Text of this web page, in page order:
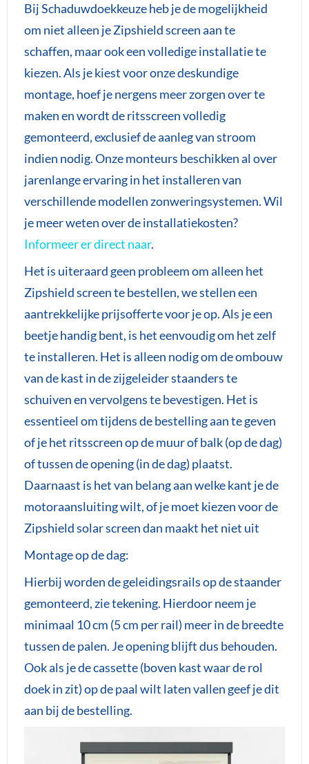
Bij Schaduwdoekkeuze heb je de mogelijkheid
om niet alleen je Zipshield screen aan te
schaffen, maar ook een volledige installatie te
kiezen. Als je kiest voor onze deskundige
montage, hoef je nergens meer zorgen over te
maken en wordt de ritsscreen volledig
gemonteerd, exclusief de aanleg van stroom
indien nodig. Onze monteurs beschikken al over
jarenlange ervaring in het installeren van
verschillende modellen zonweringsystemen. Wil
je meer weten over de installatiekosten?
Informeer er direct naar.
Het is uiteraard geen probleem om alleen het
Zipshield screen te bestellen, we stellen een
aantrekkelijke prijsofferte voor je op. Als je een
beetje handig bent, is het eenvoudig om het zelf
te installeren. Het is alleen nodig om de ombouw
van de kast in de zijgeleider staanders te
schuiven en vervolgens te bevestigen. Het is
essentieel om tijdens de bestelling aan te geven
of je het ritsscreen op de muur of balk (op de dag)
of tussen de opening (in de dag) plaatst.
Daarnaast is het van belang aan welke kant je de
motoraansluiting wilt, of je moet kiezen voor de
Zipshield solar screen dan maakt het niet uit
Montage op de dag:
Hierbij worden de geleidingsrails op de staander
gemonteerd, zie tekening. Hierdoor neem je
minimaal 10 cm (5 cm per rail) meer in de breedte
tussen de palen. Je opening blijft dus behouden.
Ook als je de cassette (boven kast waar de rol
doek in zit) op de paal wilt laten vallen geef je dit
aan bij de bestelling.